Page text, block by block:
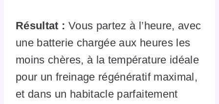
Résultat : Vous partez à l’heure, avec
une batterie chargée aux heures les
moins chères, à la température idéale
pour un freinage régénératif maximal,
et dans un habitacle parfaitement